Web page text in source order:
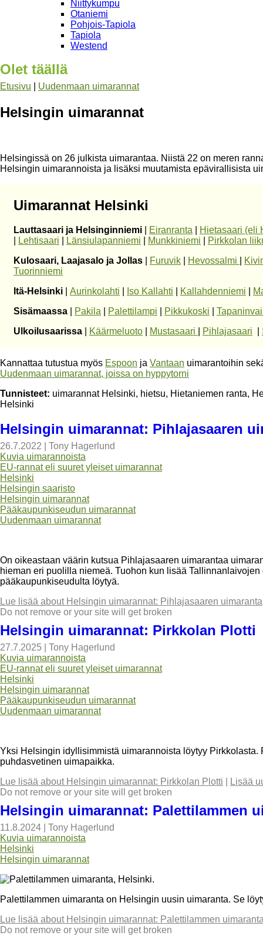
Niittykumpu
Otaniemi
Pohjois-Tapiola
Tapiola
Westend
Olet täällä
Etusivu Uudenmaan uimarannat
Helsingin uimarannat
Helsingissä on 26 julkista uimarantaa. Niistä 22 on meren
Helsingin uimarannoista ja lisäksi muutamista epävirallisista
Uimarannat Helsinki
Lauttasaari ja Helsinginniemi Eiranranta
Hietasaari (eli
Lehtisaari Länsiulapanniemi Munkkiniemi
Pirkkolan
Kulosaari, Laajasalo ja Jollas
Furuvik Hevossalmi
Tuorinniemi
Itä-Helsinki
Aurinkolahti Iso Kallahti Kallahdenniemi
Sisämaassa
Pakila Palettilampi Pikkukoski
Ulkoilusaarissa
Käärmeluoto Mustasaari Pihlajasaari
Kannattaa tutustua myös Espoon ja Vantaan uimarantoihin
Uudenmaan uimarannat, joissa on hyppytorni
Tunnisteet: uimarannat Helsinki, hietsu, Hietaniemen ranta,
Helsinki
Helsingin uimarannat: Pihlajasaaren
26.7.2022
Tony Hagerlund
Kuvia uimarannoista
EU-rannat eli suuret yleiset uimarannat
Helsinki
Helsingin saaristo
Helsingin uimarannat
Pääkaupunkiseudun uimarannat
Uudenmaan uimarannat
On oikeastaan väärin kutsua Pihlajasaaren uimarantaa
hieman eri puolilla niemeä. Tuohon kun lisää
pääkaupunkiseudulta löytyä.
Lue lisää about Helsingin uimarannat: Pihlajasaaren uimaranta
Do not remove or your site will get broken
Helsingin uimarannat: Pirkkolan Plotti
27.7.2025
Tony Hagerlund
Kuvia uimarannoista
EU-rannat eli suuret yleiset uimarannat
Helsinki
Helsingin uimarannat
Pääkaupunkiseudun uimarannat
Uudenmaan uimarannat
Yksi Helsingin idyllisimmistä uimarannoista löytyy
puhdasvetinen uimapaikka.
Lue lisää about Helsingin uimarannat: Pirkkolan Plotti
Lisää
Do not remove or your site will get broken
Helsingin uimarannat: Palettilammen
11.8.2024
Tony Hagerlund
Kuvia uimarannoista
Helsinki
Helsingin uimarannat
Palettilammen uimaranta on Helsingin uusin uimaranta. Se
Lue lisää about Helsingin uimarannat: Palettilammen
Do not remove or your site will get broken